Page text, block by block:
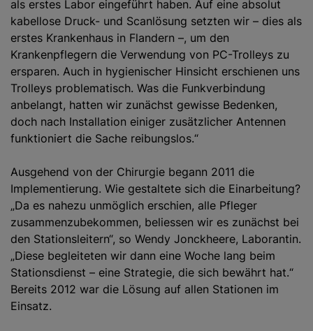
als erstes Labor eingeführt haben. Auf eine absolut
kabellose Druck- und Scanlösung setzten wir – dies als
erstes Krankenhaus in Flandern –, um den
Krankenpflegern die Verwendung von PC-Trolleys zu
ersparen. Auch in hygienischer Hinsicht erschienen uns
Trolleys problematisch. Was die Funkverbindung
anbelangt, hatten wir zunächst gewisse Bedenken,
doch nach Installation einiger zusätzlicher Antennen
funktioniert die Sache reibungslos.“
Ausgehend von der Chirurgie begann 2011 die
Implementierung. Wie gestaltete sich die Einarbeitung?
„Da es nahezu unmöglich erschien, alle Pfleger
zusammenzubekommen, beliessen wir es zunächst bei
den Stationsleitern“, so Wendy Jonckheere, Laborantin.
„Diese begleiteten wir dann eine Woche lang beim
Stationsdienst – eine Strategie, die sich bewährt hat.“
Bereits 2012 war die Lösung auf allen Stationen im
Einsatz.